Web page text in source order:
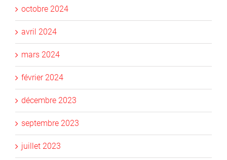
octobre 2024
avril 2024
mars 2024
février 2024
décembre 2023
septembre 2023
juillet 2023